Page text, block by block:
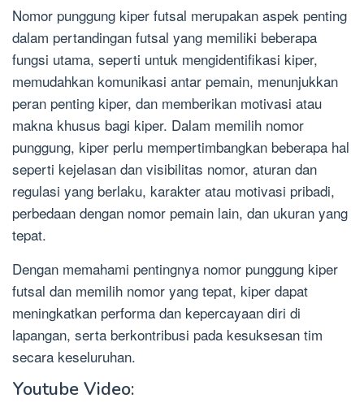
Nomor punggung kiper futsal merupakan aspek penting
dalam pertandingan futsal yang memiliki beberapa
fungsi utama, seperti untuk mengidentifikasi kiper,
memudahkan komunikasi antar pemain, menunjukkan
peran penting kiper, dan memberikan motivasi atau
makna khusus bagi kiper. Dalam memilih nomor
punggung, kiper perlu mempertimbangkan beberapa hal
seperti kejelasan dan visibilitas nomor, aturan dan
regulasi yang berlaku, karakter atau motivasi pribadi,
perbedaan dengan nomor pemain lain, dan ukuran yang
tepat.
Dengan memahami pentingnya nomor punggung kiper
futsal dan memilih nomor yang tepat, kiper dapat
meningkatkan performa dan kepercayaan diri di
lapangan, serta berkontribusi pada kesuksesan tim
secara keseluruhan.
Youtube Video: